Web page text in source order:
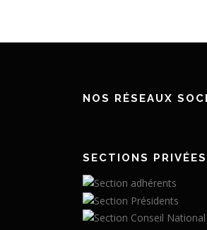
NOS RÉSEAUX
SECTIONS PRIVÉES